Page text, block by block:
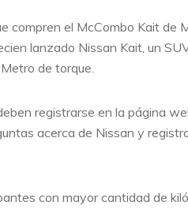
compren el McCombo Kait de
lanzado Nissan Kait, un
de torque.
registrarse en la página
acerca de Nissan y
con mayor cantidad de